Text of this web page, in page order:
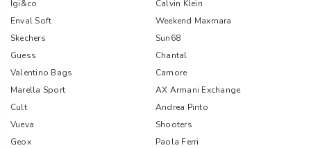
Igi&co
Calvin Klein
Enval Soft
Weekend Maxmara
Skechers
Sun68
Guess
Chantal
Valentino Bags
Camore
Marella Sport
AX Armani Exchange
Cult
Andrea Pinto
Vueva
Shooters
Geox
Paola Ferri